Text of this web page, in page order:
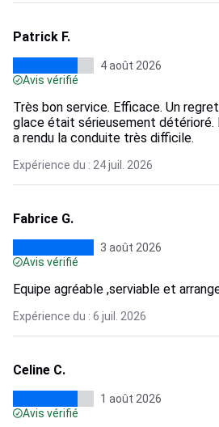
Patrick F.
4 août 2026
Avis vérifié
Très bon service. Efficace. Un
glace était sérieusement détérioré.
a rendu la conduite très difficile.
Expérience du : 24 juil. 2026
Fabrice G.
3 août 2026
Avis vérifié
Equipe agréable ,serviable et
Expérience du : 6 juil. 2026
Celine C.
1 août 2026
Avis vérifié